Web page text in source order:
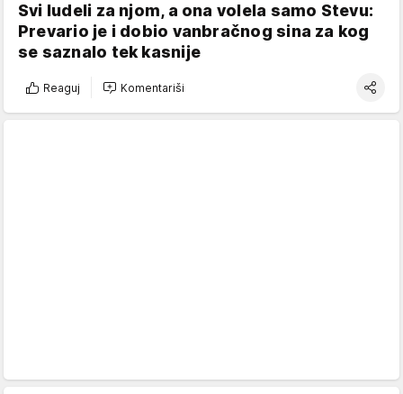
Svi ludeli za njom, a ona volela samo Stevu:
Prevario je i dobio vanbračnog sina za kog
se saznalo tek kasnije
Reaguj Komentariši